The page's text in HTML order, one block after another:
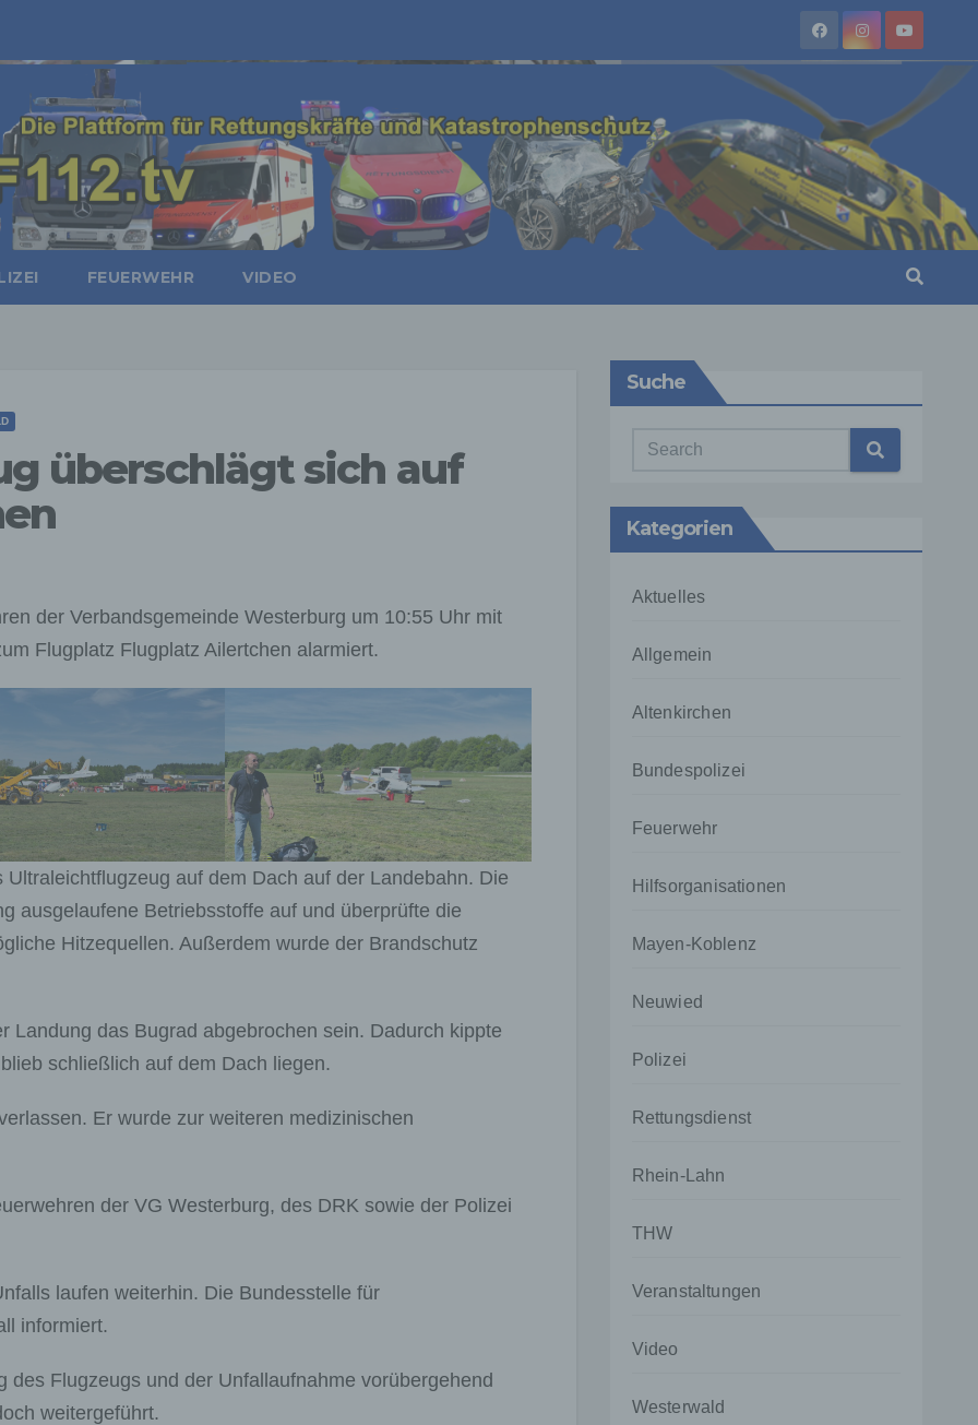
FEUERWEHR VIDEO
überschlägt sich auf
der Verbandsgemeinde Westerburg um 10:55 Uhr mit
Flugplatz Flugplatz Ailertchen alarmiert.
auf dem Dach auf der Landebahn. Die
ausgelaufene Betriebsstoffe auf und überprüfte die
Hitzequellen. Außerdem wurde der Brandschutz
Landung das Bugrad abgebrochen sein. Dadurch kippte
schließlich auf dem Dach liegen.
Er wurde zur weiteren medizinischen
der VG Westerburg, des DRK sowie der Polizei
laufen weiterhin. Die Bundesstelle für
informiert.
Flugzeugs und der Unfallaufnahme vorübergehend
weitergeführt.
Suche
Kategorien
Aktuelles
Allgemein
Altenkirchen
Bundespolizei
Feuerwehr
Hilfsorganisationen
Mayen-Koblenz
Neuwied
Polizei
Rettungsdienst
Rhein-Lahn
THW
Veranstaltungen
Video
Westerwald